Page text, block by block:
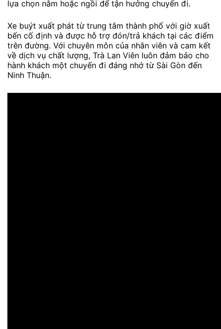
lựa chọn nằm hoặc ngồi để tận hưởng chuyến đi.
Xe buýt xuất phát từ trung tâm thành phố với giờ xuất
bến cố định và được hỗ trợ đón/trả khách tại các điểm
trên đường. Với chuyên môn của nhân viên và cam kết
về dịch vụ chất lượng, Trà Lan Viên luôn đảm bảo cho
hành khách một chuyến đi đáng nhớ từ Sài Gòn đến
Ninh Thuận.